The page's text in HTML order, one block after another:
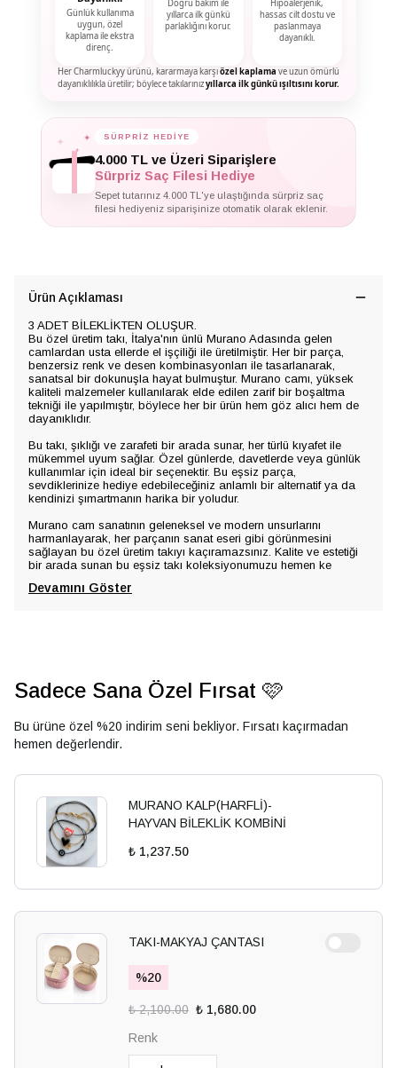
Günlük kullanıma
uygun, özel
kaplama ile ekstra
direnç.
Doğru bakım ile
yıllarca ilk günkü
parlaklığını korur.
Hipoalerjenik,
hassas cilt dostu ve
paslanmaya
dayanıklı.
Her Charmluckyy ürünü, kararmaya karşıözel kaplama ve uzun ömürlü
dayanıklılıkla üretilir; böylece takılarınızyıllarca ilk günkü ışıltısını korur.
✦
✦ SÜRPRİZ HEDİYE
4.000 TL ve Üzeri Siparişlere
Sürpriz Saç Filesi Hediye
Sepet tutarınız 4.000 TL'ye ulaştığında sürpriz saç
filesi hediyeniz siparişinize otomatik olarak eklenir.
Ürün Açıklaması
3 ADET BİLEKLİKTEN OLUŞUR.
Bu özel üretim takı, İtalya'nın ünlü Murano Adasında gelen
camlardan usta ellerde el işçiliği ile üretilmiştir. Her bir parça,
benzersiz renk ve desen kombinasyonları ile tasarlanarak,
sanatsal bir dokunuşla hayat bulmuştur. Murano camı, yüksek
kaliteli malzemeler kullanılarak elde edilen zarif bir boşaltma
tekniği ile yapılmıştır, böylece her bir ürün hem göz alıcı hem de
dayanıklıdır.
Bu takı, şıklığı ve zarafeti bir arada sunar, her türlü kıyafet ile
mükemmel uyum sağlar. Özel günlerde, davetlerde veya günlük
kullanımlar için ideal bir seçenektir. Bu eşsiz parça,
sevdiklerinize hediye edebileceğiniz anlamlı bir alternatif ya da
kendinizi şımartmanın harika bir yoludur.
Murano cam sanatının geleneksel ve modern unsurlarını
harmanlayarak, her parçanın sanat eseri gibi görünmesini
sağlayan bu özel üretim takıyı kaçıramazsınız. Kalite ve estetiği
bir arada sunan bu eşsiz takı koleksiyonumuzu hemen ke
Devamını Göster
Sadece Sana Özel Fırsat 🩷
Bu ürüne özel %20 indirim seni bekliyor. Fırsatı kaçırmadan
hemen değerlendir.
MURANO KALP(HARFLİ)-
HAYVAN BİLEKLİK KOMBİNİ
₺ 1,237.50
TAKI-MAKYAJ ÇANTASI
%20
₺ 2,100.00 ₺ 1,680.00
Renk